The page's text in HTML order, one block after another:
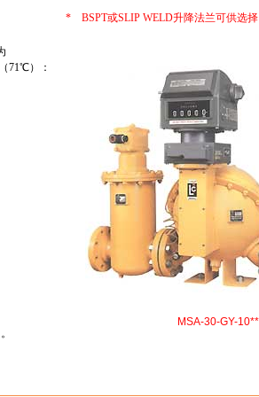
* BSPT或SLIP WELD升降法兰可供选
71℃）：
MSA-30-GY-10**